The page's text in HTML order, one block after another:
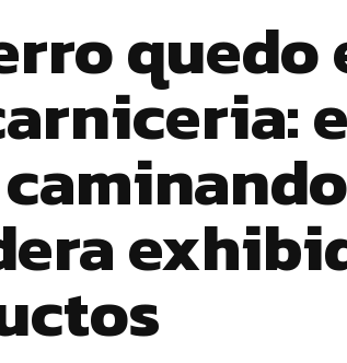
quedo